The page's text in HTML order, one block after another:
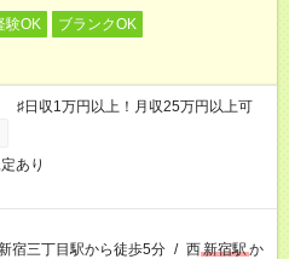
験OK
ブランクOK
日収1万円以上！月収25万円以上可
あり
宿三丁目駅から徒歩5分 / 西新宿駅か